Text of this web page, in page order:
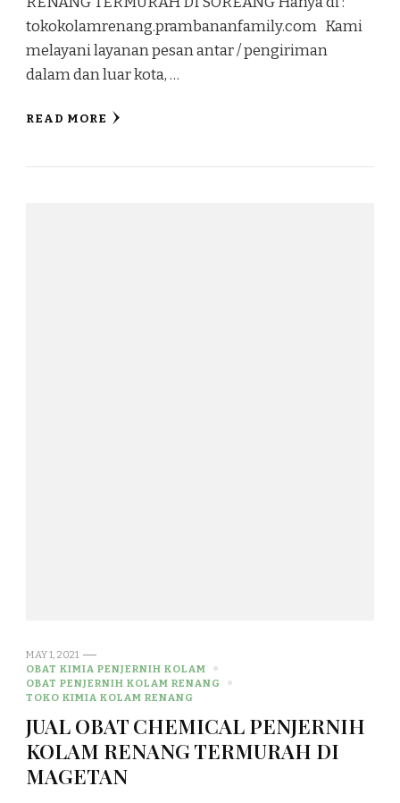
tokokolamrenang.prambananfamily.com Kami
melayani layanan pesan antar / pengiriman
dalam dan luar kota, …
READ MORE
MAY 1, 2021
OBAT KIMIA PENJERNIH KOLAM
OBAT PENJERNIH KOLAM RENANG
TOKO KIMIA KOLAM RENANG
JUAL OBAT CHEMICAL PENJERNIH
KOLAM RENANG TERMURAH DI
MAGETAN